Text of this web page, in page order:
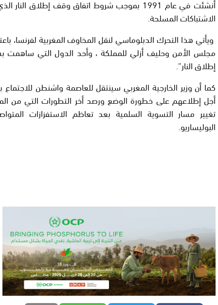
الاشتباكات المسلحة.
ويأتي هذا التحرك الدبلوماسي لنقل المخاوف المغربية لفرنسا،
مجلس الأمن وحليف أزلي للمملكة ، وأحد الدول التي
إطلاق النار”.
كما أن وزير الخارجية المغربي سينتقل للعاصمة واشنطن
أجل إطلاعهم على خطورة الوضع ورصد أخر التطورات التي من
تغيير مسار التسوية السلمية بعد تعاظم الاستفزازات
البوليساريو.